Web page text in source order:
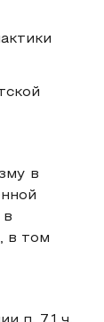
в
в
в том